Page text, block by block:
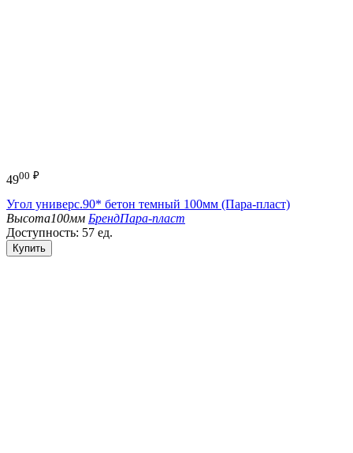
4900 ₽
Угол универс.90* бетон темный 100мм (Пара-пласт)
Высота100мм БрендПара-пласт
Доступность: 57 ед.
Купить